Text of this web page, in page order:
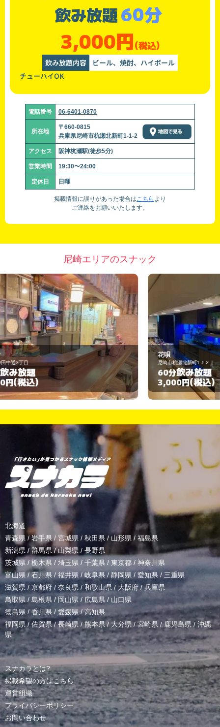
飲み放題60分
3,000円(税込)
飲み放題内容
ビール、焼酎、ハイボール
チューハイOK
電話番号 06-6401-0870
所在地
〒660-0815
兵庫県尼崎市杭瀬北新町1-1-2
アクセス 阪神杭瀬駅(徒歩5分)
営業時間 19:30〜24:00
定休日 日曜
掲載情報に誤りがあった場合はこちら より
ご連絡をお願いいたします。
尼崎エリアのスナック
花唄
尼崎市杭瀬北新町1-1-2
60分 飲み放題
3,000円(税込)
北海道
青森県 / 岩手県/ 宮城県 / 秋田県 / 山形県/ 福島県
新潟県 /群馬県/山梨県 / 長野県
茨城県 / 栃木県 / 埼玉県 / 千葉県 / 東京都 / 神奈川県
富山県 /石川県/福井県/岐阜県 / 静岡県 / 愛知県 / 三重県
滋賀県 / 京都府 / 奈良県 / 和歌山県/ 大阪府 /兵庫県
鳥取県/ 島根県 /岡山県/ 広島県 / 山口県
徳島県 /香川県 / 愛媛県/高知県
福岡県/佐賀県/長崎県 /熊本県/ 大分県/宮崎県 /鹿児島県 / 沖縄
県
スナカラとは?
掲載希望の方はこちら
運営組織
プライバシーポリシー
お問い合わせ